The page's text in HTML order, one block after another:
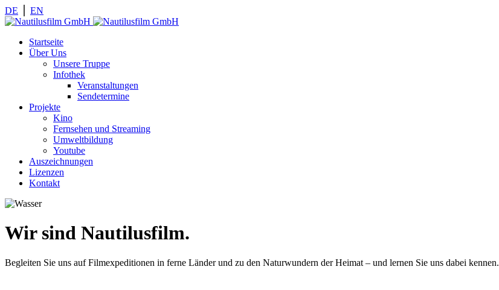
DE EN
Startseite
Über Uns
Unsere Truppe
Infothek
Veranstaltungen
Sendetermine
Projekte
Kino
Fernsehen und Streaming
Umweltbildung
Youtube
Auszeichnungen
Lizenzen
Kontakt
Wir sind Nautilusfilm.
Begleiten Sie uns auf Filmexpeditionen in ferne Länder und zu den Naturwundern der Heimat – und lernen Sie uns dabei kennen.